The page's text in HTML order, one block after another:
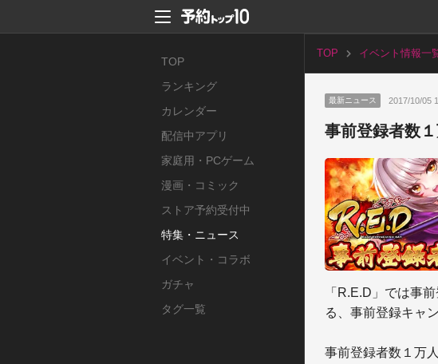
TOP
ランキング
カレンダー
配信中アプリ
家庭用・PCゲーム
漫画・コミック
ストア予約受付中
特集・ニュース
イベント・コラボ
ガチャ
タグ一覧
TOP イベント情報一
最新ニュース 2017/10/05
事前登録者数
「R.E.D」では事
る、事前登録キャ
事前登録者数１万